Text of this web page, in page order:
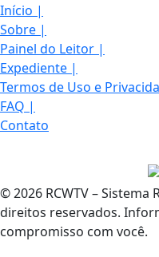
Início |
Sobre |
Painel do Leitor |
Expediente |
Termos de Uso e
FAQ |
Contato
© 2026 RCWTV – Sistema
direitos reservados.
compromisso com você.